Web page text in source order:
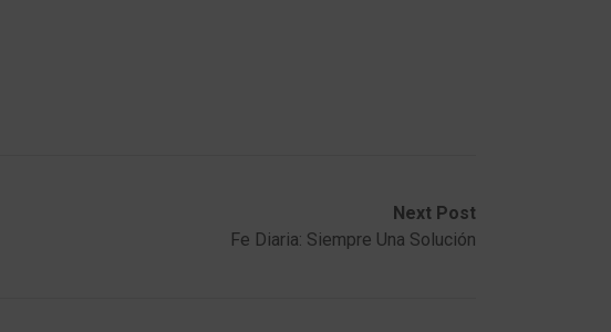
Next Post
Fe Diaria: Siempre Una Solución